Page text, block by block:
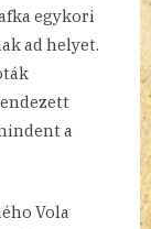
egykori
ad helyet.
a
Vola